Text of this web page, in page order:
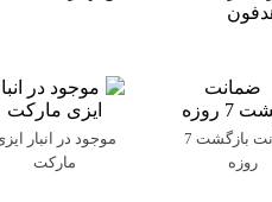
ضمانت بازگشت 7
روزه
موجود در انبار
مارکت